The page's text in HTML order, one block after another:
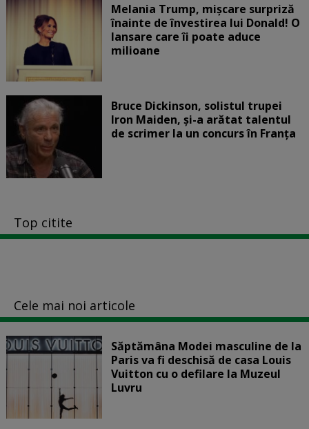
Melania Trump, mișcare surpriză
înainte de învestirea lui Donald! O
lansare care îi poate aduce
milioane
Bruce Dickinson, solistul trupei
Iron Maiden, şi-a arătat talentul
de scrimer la un concurs în Franţa
Top citite
Cele mai noi articole
Săptămâna Modei masculine de la
Paris va fi deschisă de casa Louis
Vuitton cu o defilare la Muzeul
Luvru